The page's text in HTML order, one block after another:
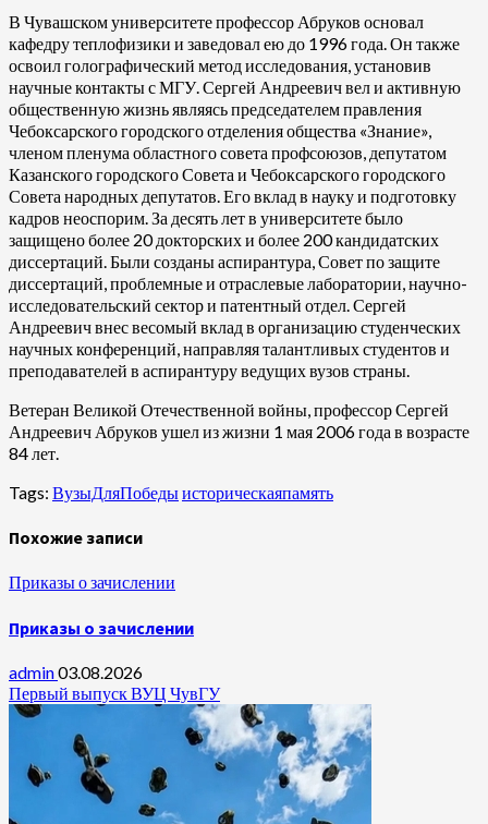
В Чувашском университете профессор Абруков основал
кафедру теплофизики и заведовал ею до 1996 года. Он также
освоил голографический метод исследования, установив
научные контакты с МГУ. Сергей Андреевич вел и активную
общественную жизнь являясь председателем правления
Чебоксарского городского отделения общества «Знание»,
членом пленума областного совета профсоюзов, депутатом
Казанского городского Совета и Чебоксарского городского
Совета народных депутатов. Его вклад в науку и подготовку
кадров неоспорим. За десять лет в университете было
защищено более 20 докторских и более 200 кандидатских
диссертаций. Были созданы аспирантура, Совет по защите
диссертаций, проблемные и отраслевые лаборатории, научно-
исследовательский сектор и патентный отдел. Сергей
Андреевич внес весомый вклад в организацию студенческих
научных конференций, направляя талантливых студентов и
преподавателей в аспирантуру ведущих вузов страны.
Ветеран Великой Отечественной войны, профессор Сергей
Андреевич Абруков ушел из жизни 1 мая 2006 года в возрасте
84 лет.
Tags: ВузыДляПобедыисторическаяпамять
Похожие записи
Приказы о зачислении
Приказы о зачислении
admin03.08.2026
Первый выпуск ВУЦ ЧувГУ